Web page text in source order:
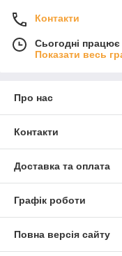
Контакти
Сьогодні
Показати весь
Про нас
Контакти
Доставка та оплата
Графік роботи
Повна версія сайту